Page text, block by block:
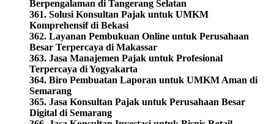
Berpengalaman di Tangerang Selatan
361. Solusi Konsultan Pajak untuk UMKM
Komprehensif di Bekasi
362. Layanan Pembukuan Online untuk Perusahaan
Besar Terpercaya di Makassar
363. Jasa Manajemen Pajak untuk Profesional
Terpercaya di Yogyakarta
364. Biro Pembuatan Laporan untuk UMKM Aman di
Semarang
365. Jasa Konsultan Pajak untuk Perusahaan Besar
Digital di Semarang